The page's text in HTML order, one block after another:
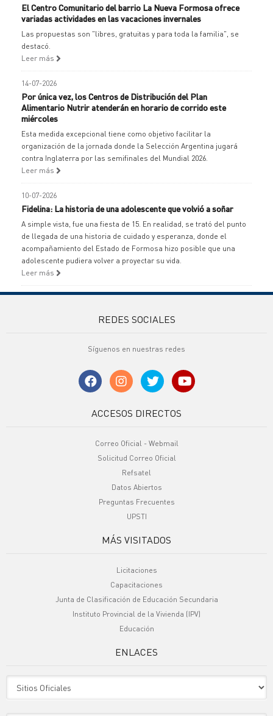
El Centro Comunitario del barrio La Nueva Formosa ofrece
variadas actividades en las vacaciones invernales
Las propuestas son "libres, gratuitas y para toda la familia", se
destacó.
Leer más
14-07-2026
Por única vez, los Centros de Distribución del Plan
Alimentario Nutrir atenderán en horario de corrido este
miércoles
Esta medida excepcional tiene como objetivo facilitar la
organización de la jornada donde la Selección Argentina jugará
contra Inglaterra por las semifinales del Mundial 2026.
Leer más
10-07-2026
Fidelina: La historia de una adolescente que volvió a soñar
A simple vista, fue una fiesta de 15. En realidad, se trató del punto
de llegada de una historia de cuidado y esperanza, donde el
acompañamiento del Estado de Formosa hizo posible que una
adolescente pudiera volver a proyectar su vida.
Leer más
REDES SOCIALES
Síguenos en nuestras redes
ACCESOS DIRECTOS
Correo Oficial - Webmail
Solicitud Correo Oficial
Refsatel
Datos Abiertos
Preguntas Frecuentes
UPSTI
MÁS VISITADOS
Licitaciones
Capacitaciones
Junta de Clasificación de Educación Secundaria
Instituto Provincial de la Vivienda (IPV)
Educación
ENLACES